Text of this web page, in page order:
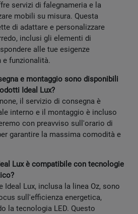
servizi di falegnameria e la
mobili su misura. Questa
di adattare e personalizzare
inclusi gli elementi di
alle tue esigenze
e funzionalità.
e montaggio sono disponibili
Ideal Lux?
il servizio di consegna è
interno e il montaggio è incluso
con preavviso sull'orario di
garantire la massima comodità e
Lux è compatibile con tecnologie
Ideal Lux, inclusa la linea Oz, sono
sull'efficienza energetica,
la tecnologia LED. Questo